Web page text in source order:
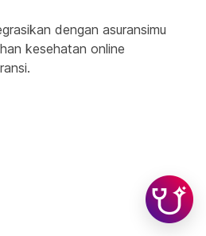
dengan asuransimu
kesehatan online